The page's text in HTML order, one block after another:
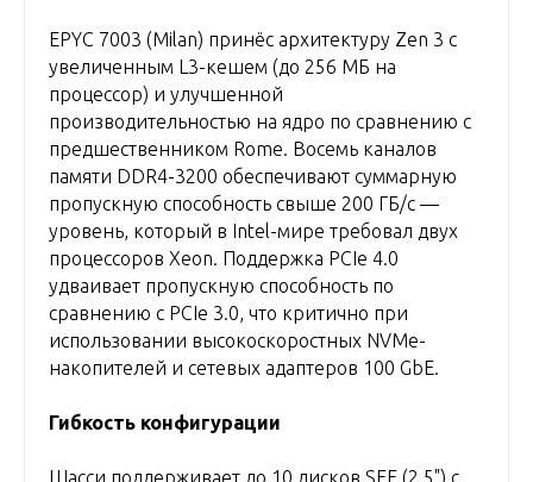
EPYC 7003 (Milan) принёс архитектуру Zen 3 с
увеличенным L3-кешем (до 256 МБ на
процессор) и улучшенной
производительностью на ядро по сравнению с
предшественником Rome. Восемь каналов
памяти DDR4-3200 обеспечивают суммарную
пропускную способность свыше 200 ГБ/с —
уровень, который в Intel-мире требовал двух
процессоров Xeon. Поддержка PCIe 4.0
удваивает пропускную способность по
сравнению с PCIe 3.0, что критично при
использовании высокоскоростных NVMe-
накопителей и сетевых адаптеров 100 GbE.
Гибкость конфигурации
Шасси поддерживает до 10 дисков SFF (2,5") с